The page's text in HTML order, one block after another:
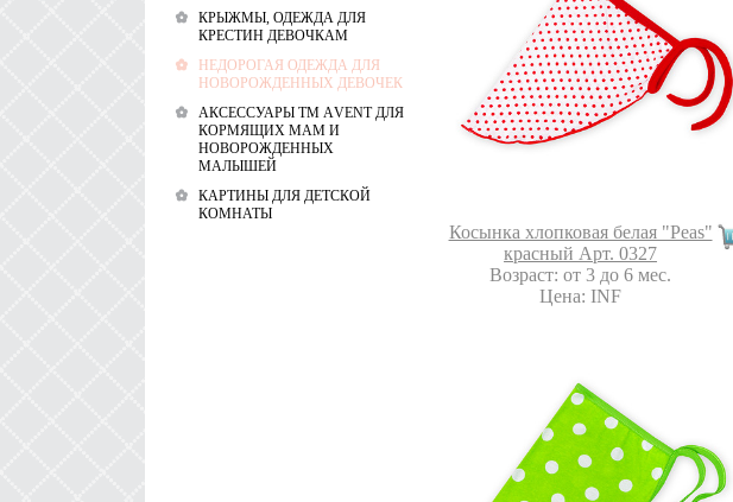
Косынка хлопковая белая "Peas"
красный Арт. 0327
Возраст: от 3 до 6 мес.
Цена: INF
КРЫЖМЫ, ОДЕЖДА ДЛЯ
КРЕСТИН ДЕВОЧКАМ
НЕДОРОГАЯ ОДЕЖДА ДЛЯ
НОВОРОЖДЕННЫХ ДЕВОЧЕК
АКСЕССУАРЫ ТМ АVENT ДЛЯ
КОРМЯЩИХ МАМ И
НОВОРОЖДЕННЫХ
МАЛЫШЕЙ
КАРТИНЫ ДЛЯ ДЕТСКОЙ
КОМНАТЫ